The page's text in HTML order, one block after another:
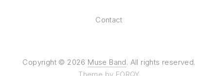
Copyright © 2026 Muse Band. All rights reserved.
Contact